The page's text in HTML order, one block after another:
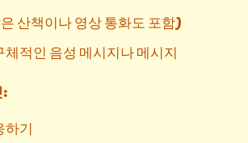
산책이나 영상 통화도 포함)
체적인 음성 메시지나 메시지
:
하기